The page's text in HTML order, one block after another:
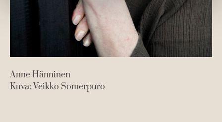
Anne Hänninen
Kuva: Veikko Somerpuro